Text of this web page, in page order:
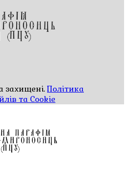
захищені.Політика
та Cookie